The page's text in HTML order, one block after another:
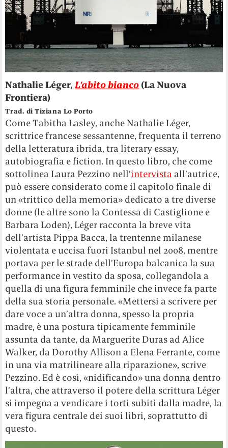
Nathalie Léger,L’abito bianco (La Nuova
Frontiera)
Trad. di Tiziana Lo Porto
Come Tabitha Lasley, anche Nathalie Léger,
scrittrice francese sessantenne, frequenta il terreno
della letteratura ibrida, tra literary essay,
autobiografia e fiction. In questo libro, che come
sottolinea Laura Pezzino nell’intervista all’autrice,
può essere considerato come il capitolo finale di
un «trittico della memoria» dedicato a tre diverse
donne (le altre sono la Contessa di Castiglione e
Barbara Loden), Léger racconta la breve vita
dell’artista Pippa Bacca, la trentenne milanese
violentata e uccisa fuori Istanbul nel 2008, mentre
portava per le strade dell’Europa balcanica la sua
performance in vestito da sposa, collegandola a
quella di una figura femminile che invece fa parte
della sua storia personale. «Mettersi a scrivere per
dare voce a un’altra donna, spesso la propria
madre, è una postura tipicamente femminile
assunta da tante, da Marguerite Duras ad Alice
Walker, da Dorothy Allison a Elena Ferrante, come
in una via matrilineare alla riparazione», scrive
Pezzino. Ed è così, «nidificando» una donna dentro
l’altra, che attraverso il potere della scrittura Léger
si impegna a vendicare i torti subiti dalla madre, la
vera figura centrale dei suoi libri, soprattutto di
questo.